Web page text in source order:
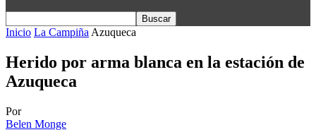
Inicio La Campiña Azuqueca
Herido por arma blanca en la estación de
Azuqueca
Por
Belen Monge